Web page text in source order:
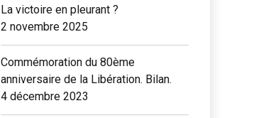
La victoire en pleurant ?
2 novembre 2025
Commémoration du 80ème
anniversaire de la Libération. Bilan.
4 décembre 2023